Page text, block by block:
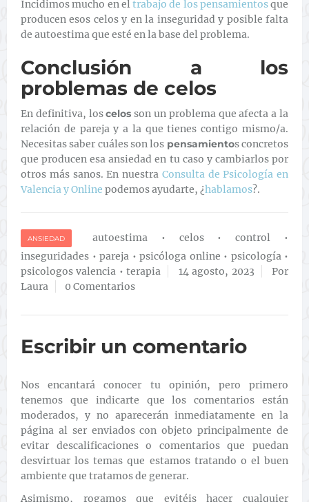
Incidimos mucho en eltrabajo de los pensamientosque
producen esos celos y en la inseguridad y posible falta
de autoestima que esté en la base del problema.
Conclusión a los
problemas de celos
En definitiva, loscelos son un problema que afecta a la
relación de pareja y a la que tienes contigo mismo/a.
Necesitas saber cuáles son los pensamientos concretos
que producen esa ansiedad en tu caso y cambiarlos por
otros más sanos. En nuestra Consulta de Psicología en
Valencia y Online podemos ayudarte, ¿hablamos?.
ANSIEDAD autoestima• celos•control •
inseguridades • pareja • psicóloga online • psicología•
psicologos valencia •terapia 14 agosto, 2023
Por
Laura
0 Comentarios
Escribir un comentario
Nos encantará conocer tu opinión, pero primero
tenemos que indicarte que los comentarios están
moderados, y no aparecerán inmediatamente en la
página al ser enviados con objeto principalmente de
evitar descalificaciones o comentarios que puedan
desvirtuar los temas que estamos tratando o el buen
ambiente que tratamos de generar.
Asimismo, rogamos que evitéis hacer cualquier